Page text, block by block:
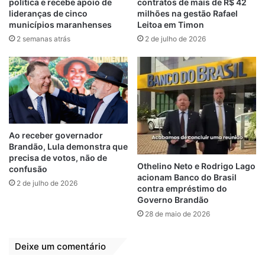
disse a presidente do CMDCA, Tereza
Neuma.
Além de técnicos da SEMDES, membros e
integrantes do conselho a ação ainda
contou com a presença dos Conselheiros
Tutelares de Paço do Lumiar. A
programação para os próximos dias,
incluem o fechamento com uma grande
caminhada na próxima sexta-feira (17),
pelas ruas do Maiobão.
Relacionado
do 18 de Maio
Paço do Lumiar:
Caminhada do 18
lideranças de cinco
municípios maranhenses
2 semanas atrás
milhões na gestão Rafael
Leitoa em Timon
2 de julho de 2026
Ao receber governador
Brandão, Lula demonstra que
precisa de votos, não de
confusão
2 de julho de 2026
Othelino Neto e Rodrigo Lago
acionam Banco do Brasil
contra empréstimo do
Governo Brandão
28 de maio de 2026
Deixe um comentário